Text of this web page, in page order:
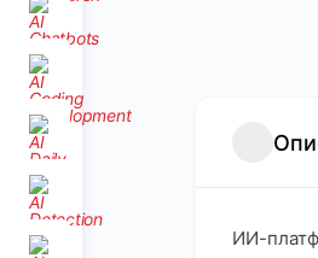
ИИ-